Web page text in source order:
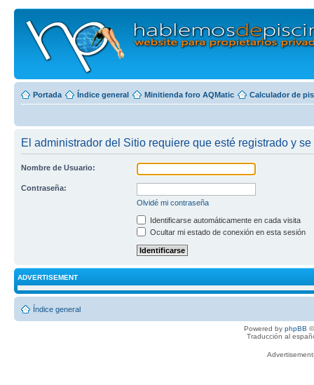
Portada Índice general Minitienda foro AQMatic Calculador de
El administrador del Sitio requiere que esté registrado y
Nombre de Usuario:
Contraseña:
Olvidé mi contraseña
Identificarse automáticamente en cada visita
Ocultar mi estado de conexión en esta sesión
ADVERTISEMENT
Índice general
Powered by phpBB
Traducción al